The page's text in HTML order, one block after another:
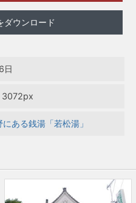
ダウンロード
日
3072px
ある銭湯「若松湯」